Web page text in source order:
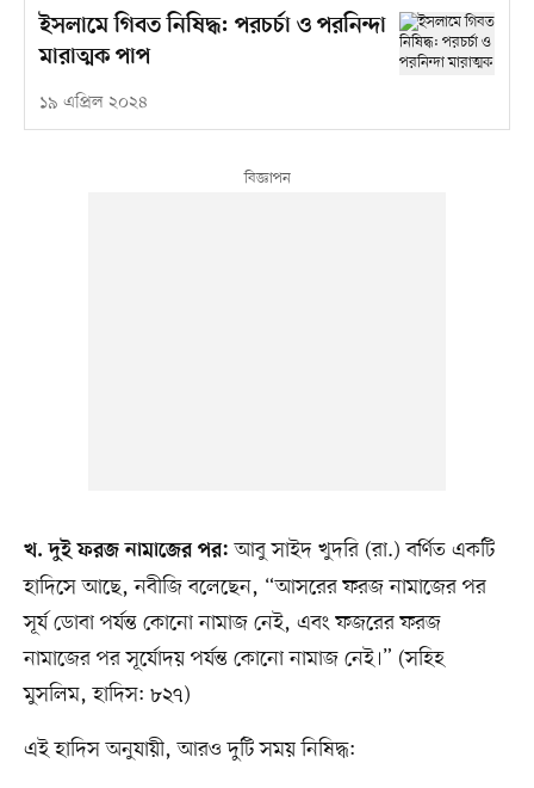
ইসলামে গিবত নিষিদ্ধ: পরচর্চা ও পরনিন্দা
মারাত্মক পাপ
১৯ এপ্রিল ২০২৪
খ. দুই ফরজ নামাজের পর:আবু সাইদ খুদরি (রা.) বর্ণিত একটি
হাদিসে আছে, নবীজি বলেছেন, “আসরের ফরজ নামাজের পর
সূর্য ডোবা পর্যন্ত কোনো নামাজ নেই, এবং ফজরের ফরজ
নামাজের পর সূর্যোদয় পর্যন্ত কোনো নামাজ নেই।” (সহিহ
মুসলিম, হাদিস: ৮২৭)
এই হাদিস অনুযায়ী, আরও দুটি সময় নিষিদ্ধ: